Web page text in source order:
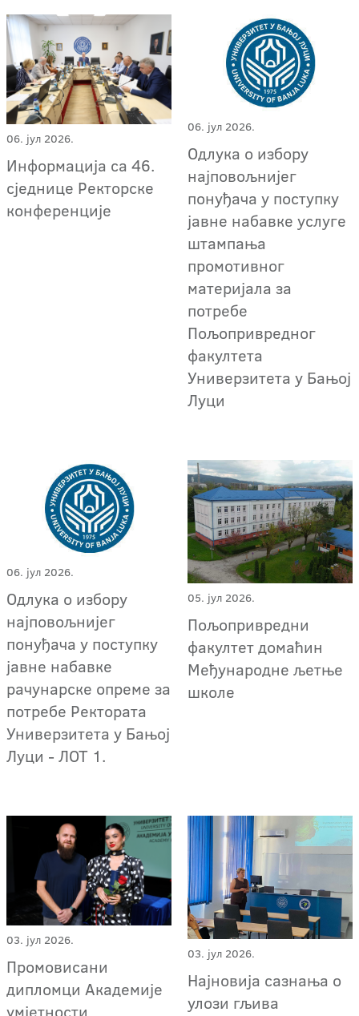
06. јул 2026.
Информација са 46.
сједнице Ректорске
конференције
06. јул 2026.
Oдлука о избору
најповољнијег
понуђача у поступку
јавне набавке услуге
штампања
промотивног
материјала за
потребе
Пољопривредног
факултета
Универзитета у Бањој
Луци
06. јул 2026.
Oдлука о избору
најповољнијег
понуђача у поступку
јавне набавке
рачунарске опреме за
потребе Ректората
Универзитета у Бањој
Луци - ЛОТ 1.
05. јул 2026.
Пољопривредни
факултет домаћин
Међународне љетње
школе
03. јул 2026.
Промовисани
дипломци Академије
умјетности
03. јул 2026.
Најновија сазнања о
улози гљива